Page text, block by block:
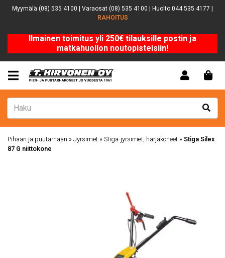
Myymälä (08) 535 4100 | Varaosat (08) 535 4100 | Huolto 044 535 4177 |
RAHOITUS
Ilmainen toimitus yli 250€ tilauksille postin ja
matkahuollon noutopisteisiin!
Pihaan ja puutarhaan »Jyrsimet »Stiga-jyrsimet, harjakoneet »Stiga Silex
87 G niittokone